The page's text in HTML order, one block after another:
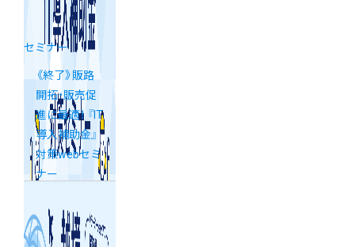
セミナー
《終了》販路
開拓・販売促
進に最適！ 『IT
導入補助金』
対策webセミ
ナー